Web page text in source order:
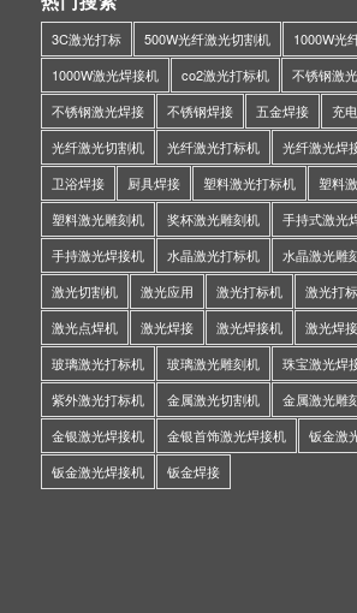
3C激光打标 500W光纤激光切割机
1000W光
1000W激光焊接机
co2激光打标机
不锈钢激
不锈钢激光焊接
不锈钢焊接 五金焊接
充
光纤激光切割机
光纤激光打标机 光纤激光焊
卫浴焊接
厨具焊接 塑料激光打标机
塑料
塑料激光雕刻机
奖杯激光雕刻机
手持式激光
手持激光焊接机
水晶激光打标机 水晶激光雕
激光切割机
激光应用 激光打标机
激光打
激光点焊机
激光焊接 激光焊接机 激光焊
玻璃激光打标机
玻璃激光雕刻机
珠宝激光焊
紫外激光打标机
金属激光切割机
金属激光雕
金银激光焊接机
金银首饰激光焊接机
钣金激
钣金激光焊接机
钣金焊接